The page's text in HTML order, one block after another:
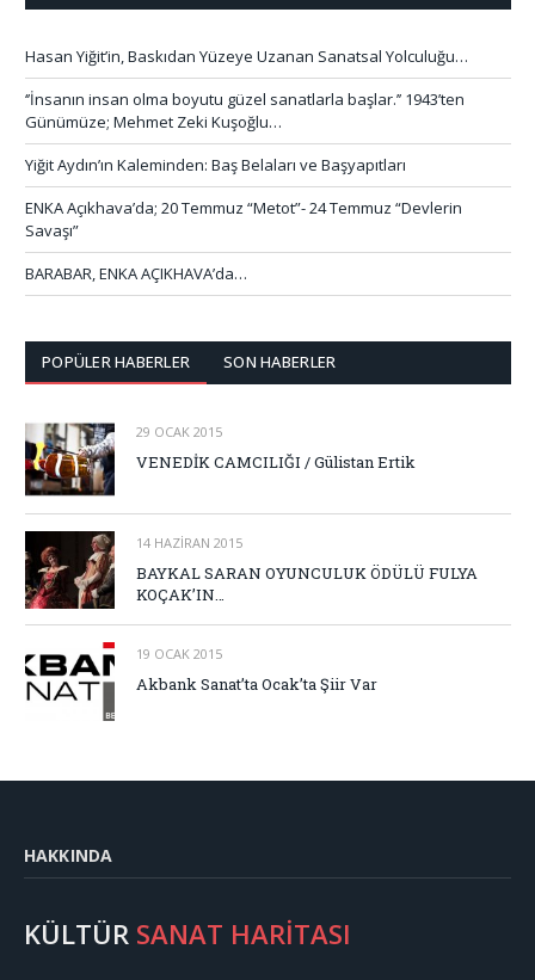
Hasan Yiğit’in, Baskıdan Yüzeye Uzanan Sanatsal Yolculuğu…
‘’İnsanın insan olma boyutu güzel sanatlarla başlar.’’ 1943’ten
Günümüze; Mehmet Zeki Kuşoğlu…
Yiğit Aydın’ın Kaleminden: Baş Belaları ve Başyapıtları
ENKA Açıkhava’da; 20 Temmuz “Metot”- 24 Temmuz “Devlerin
Savaşı”
BARABAR, ENKA AÇIKHAVA’da…
POPÜLER HABERLER SON HABERLER
29 OCAK 2015
VENEDİK CAMCILIĞI / Gülistan Ertik
14 HAZIRAN 2015
BAYKAL SARAN OYUNCULUK ÖDÜLÜ FULYA
KOÇAK’IN…
19 OCAK 2015
Akbank Sanat’ta Ocak’ta Şiir Var
HAKKINDA
KÜLTÜR SANAT HARİTASI